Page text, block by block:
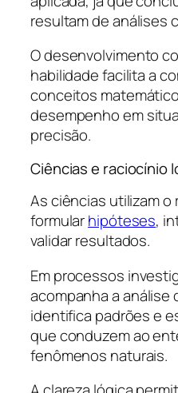
resultam de análises
O desenvolvimento
habilidade facilita a
conceitos
desempenho em
precisão.
Ciências e raciocínio
As ciências utilizam
formularhipóteses,
validar resultados.
Em processos
acompanha a análise
identifica padrões e
que conduzem ao
fenômenos naturais.